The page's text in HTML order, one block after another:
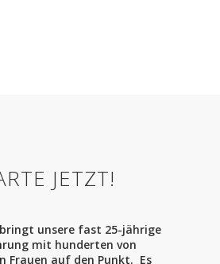
JETZT!
unsere fast 25-jährige
mit hunderten von
Frauen auf den Punkt. Es